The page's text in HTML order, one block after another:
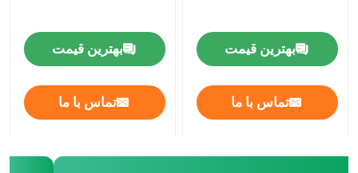
بهترین قیمت
تماس با ما
بهترین قیمت
تماس با ما